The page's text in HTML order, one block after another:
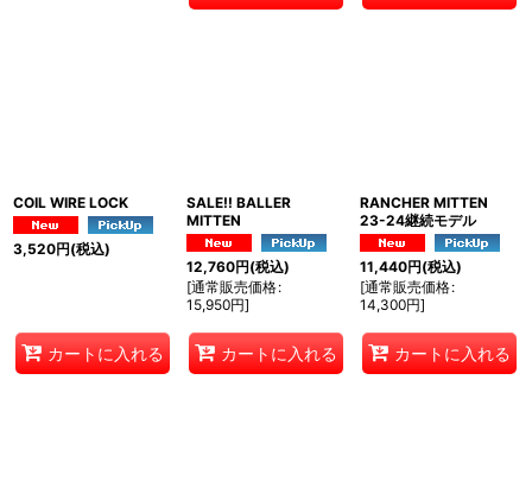
COIL WIRE LOCK
3,520円(税込)
カートに入れる
SALE!! BALLER
MITTEN
12,760円(税込)
[通常販売価格:
15,950円]
カートに入れる
RANCHER MITTEN
23-24継続モデル
11,440円(税込)
[通常販売価格:
14,300円]
カートに入れる